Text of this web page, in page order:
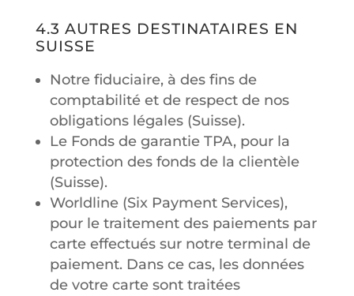
4.3 AUTRES DESTINATAIRES EN
SUISSE
Notre fiduciaire, à des fins de
comptabilité et de respect de nos
obligations légales (Suisse).
Le Fonds de garantie TPA, pour la
protection des fonds de la clientèle
(Suisse).
Worldline (Six Payment Services),
pour le traitement des paiements par
carte effectués sur notre terminal de
paiement. Dans ce cas, les données
de votre carte sont traitées